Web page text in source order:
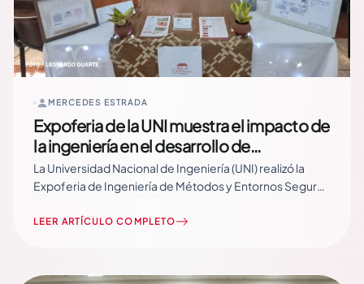
MERCEDES ESTRADA
Expoferia de la UNI muestra el impacto de
la ingeniería en el desarrollo de
emprendimientos
La Universidad Nacional de Ingeniería (UNI) realizó la
Expoferia de Ingeniería de Métodos y Entornos Seguros
de Ingeniería Industrial presentaron más de 50
pequeñas y… Read More
LEER ARTÍCULO COMPLETO